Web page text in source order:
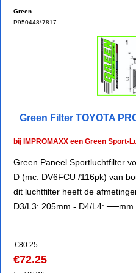
Green
P950448*7817
Green Filter TOYOTA
bij IMPROMAXX een Green Sport-
Green Paneel Sportluchtfilter
D (mc: DV6FCU /116pk) van
dit luchtfilter heeft de
D3/L3: 205mm - D4/L4:
€80.25
€72.25